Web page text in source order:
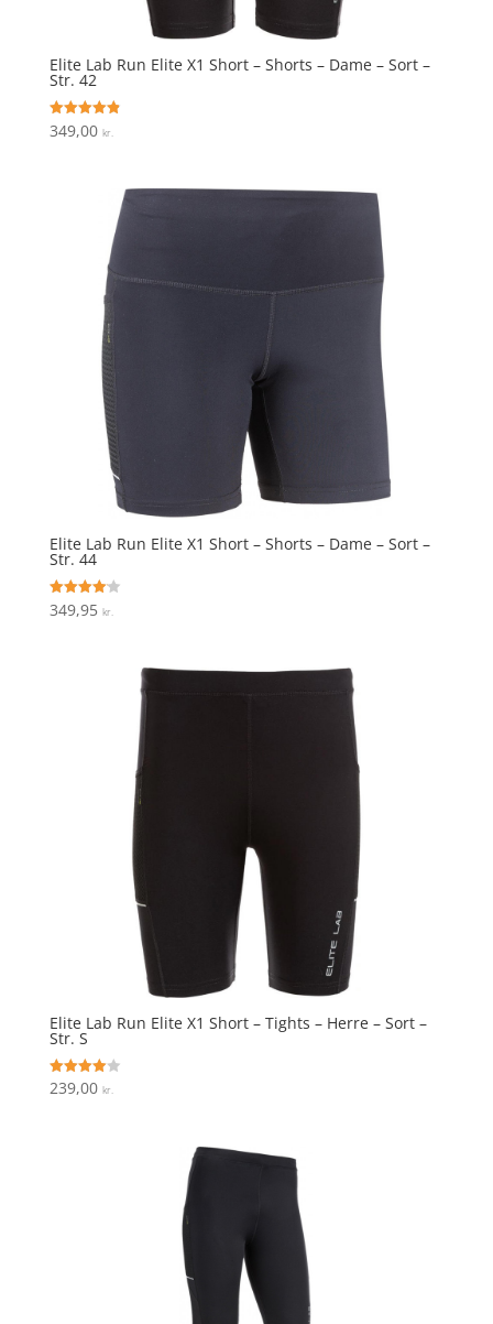
Elite Lab Run Elite X1 Short – Shorts – Dame – Sort –
Str. 42
Vurderet
4.9
349,00 kr.
Elite Lab Run Elite X1 Short – Shorts – Dame – Sort –
Str. 44
Vurderet
4.1
349,95 kr.
Elite Lab Run Elite X1 Short – Tights – Herre – Sort –
Str. S
Vurderet
4
239,00 kr.